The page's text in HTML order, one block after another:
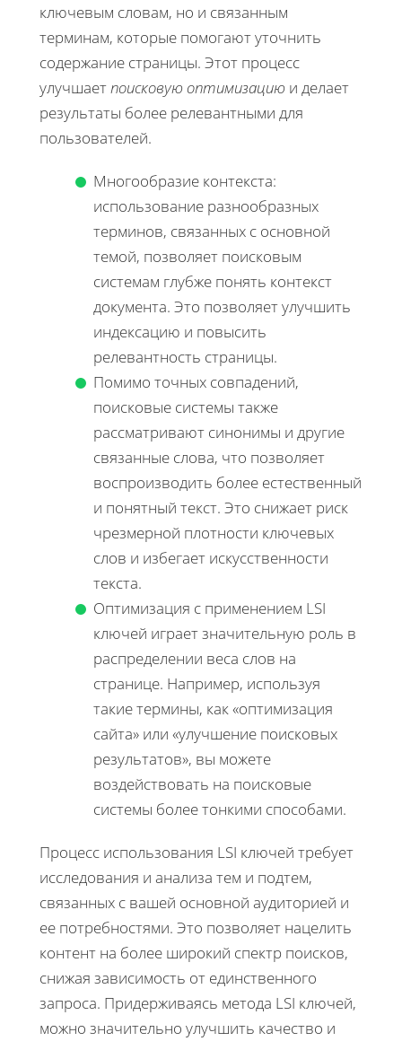
ключевым словам, но и связанным
терминам, которые помогают уточнить
содержание страницы. Этот процесс
улучшаетпоисковую оптимизацию и делает
результаты более релевантными для
пользователей.
Многообразие контекста:
использование разнообразных
терминов, связанных с основной
темой, позволяет поисковым
системам глубже понять контекст
документа. Это позволяет улучшить
индексацию и повысить
релевантность страницы.
Помимо точных совпадений,
поисковые системы также
рассматривают синонимы и другие
связанные слова, что позволяет
воспроизводить более естественный
и понятный текст. Это снижает риск
чрезмерной плотности ключевых
слов и избегает искусственности
текста.
Оптимизация с применением LSI
ключей играет значительную роль в
распределении веса слов на
странице. Например, используя
такие термины, как «оптимизация
сайта» или «улучшение поисковых
результатов», вы можете
воздействовать на поисковые
системы более тонкими способами.
Процесс использования LSI ключей требует
исследования и анализа тем и подтем,
связанных с вашей основной аудиторией и
ее потребностями. Это позволяет нацелить
контент на более широкий спектр поисков,
снижая зависимость от единственного
запроса. Придерживаясь метода LSI ключей,
можно значительно улучшить качество и